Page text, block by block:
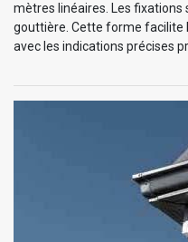
mètres linéaires. Les fixations
gouttière. Cette forme facilite
avec les indications précises